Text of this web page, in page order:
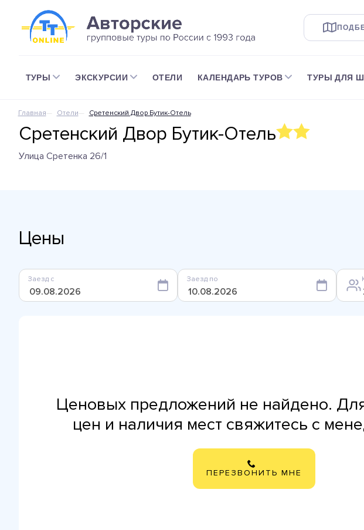
ТУРЫ ЭКСКУРСИИ ОТЕЛИ КАЛЕНДАРЬ ТУРОВ ТУРЫ ДЛЯ
Главная Отели Сретенский Двор Бутик-Отель
Сретенский Двор Бутик-Отель
Улица Сретенка 26/1
Цены
Заезд с Заезд по
Ценовых предложений не найдено.
цен и наличия мест свяжитесь с
ПЕРЕЗВОНИТЬ МНЕ